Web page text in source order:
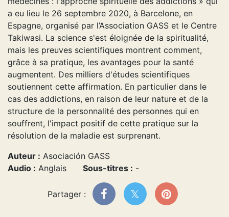
a eu lieu le 26 septembre 2020, à Barcelone, en
Espagne, organisé par l’Association GASS et le Centre
Takiwasi. La science s'est éloignée de la spiritualité,
mais les preuves scientifiques montrent comment,
grâce à sa pratique, les avantages pour la santé
augmentent. Des milliers d'études scientifiques
soutiennent cette affirmation. En particulier dans le
cas des addictions, en raison de leur nature et de la
structure de la personnalité des personnes qui en
souffrent, l'impact positif de cette pratique sur la
résolution de la maladie est surprenant.
Auteur : Asociación GASS
Audio : Anglais Sous-titres : -
Partager :